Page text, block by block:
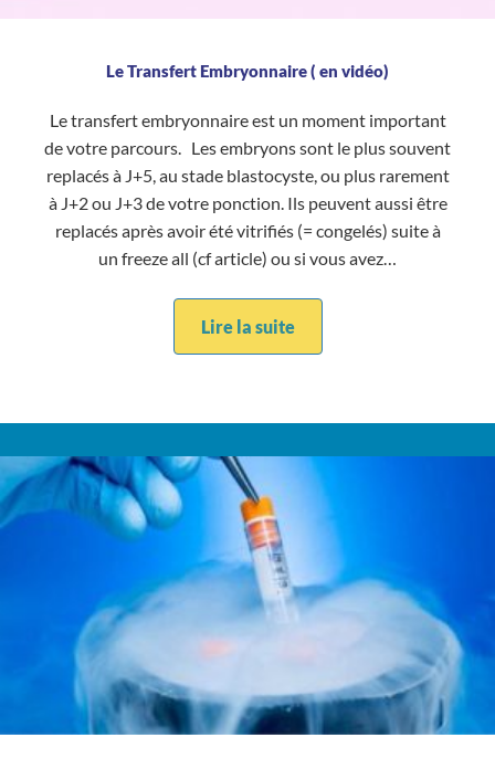
Le Transfert Embryonnaire ( en vidéo)
Le transfert embryonnaire est un moment important
de votre parcours. Les embryons sont le plus souvent
replacés à J+5, au stade blastocyste, ou plus rarement
à J+2 ou J+3 de votre ponction. Ils peuvent aussi être
replacés après avoir été vitrifiés (= congelés) suite à
un freeze all (cf article) ou si vous avez…
Lire la suite